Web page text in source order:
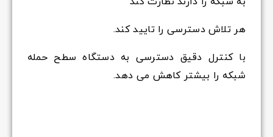
هر تلاش دسترسی را تایید کند.
با کنترل دقیق دسترسی به دستگاه سطح حمله
شبکه را بیشتر کاهش می دهد.